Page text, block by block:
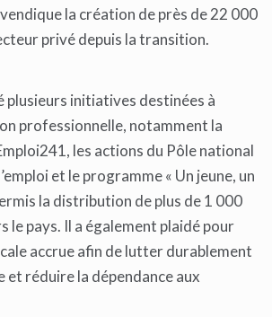
la création de près de 22 000
privé depuis la transition.
plusieurs initiatives destinées à
professionnelle, notamment la
les actions du Pôle national
et le programme « Un jeune, un
la distribution de plus de 1 000
le pays. Il a également plaidé pour
accrue afin de lutter durablement
et réduire la dépendance aux